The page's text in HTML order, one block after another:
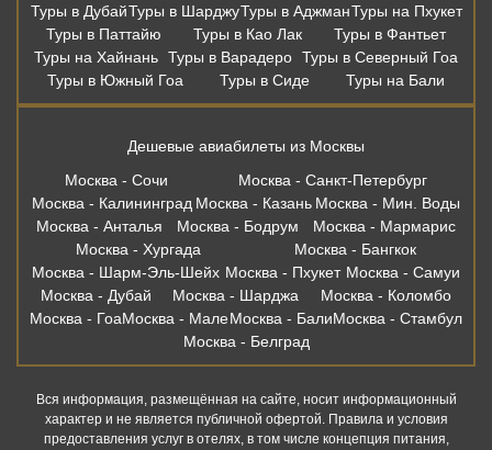
Туры в ДубайТуры в ШарджуТуры в АджманТуры на Пхукет
Туры в Паттайю
Туры в Као Лак
Туры в Фантьет
Туры на Хайнань Туры в Варадеро Туры в Северный Гоа
Туры в Южный Гоа
Туры в Сиде Туры на Бали
Дешевые авиабилеты из Москвы
Москва - Сочи
Москва - Санкт-Петербург
Москва - Калининград Москва - Казань Москва - Мин. Воды
Москва - Анталья
Москва - Бодрум
Москва - Мармарис
Москва - Хургада
Москва - Бангкок
Москва - Шарм-Эль-Шейх Москва - Пхукет Москва - Самуи
Москва - Дубай
Москва - Шарджа
Москва - Коломбо
Москва - ГоаМосква - МалеМосква - БалиМосква - Стамбул
Москва - Белград
Вся информация, размещённая на сайте, носит информационный
характер и не является публичной офертой. Правила и условия
предоставления услуг в отелях, в том числе концепция питания,